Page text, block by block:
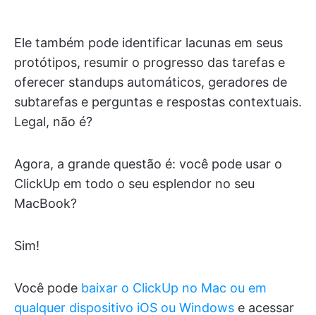
Ele também pode identificar lacunas em seus
protótipos, resumir o progresso das tarefas e
oferecer standups automáticos, geradores de
subtarefas e perguntas e respostas contextuais.
Legal, não é?
Agora, a grande questão é: você pode usar o
ClickUp em todo o seu esplendor no seu
MacBook?
Sim!
Você pode baixar o ClickUp no Mac ou em
qualquer dispositivo iOS ou Windows e acessar